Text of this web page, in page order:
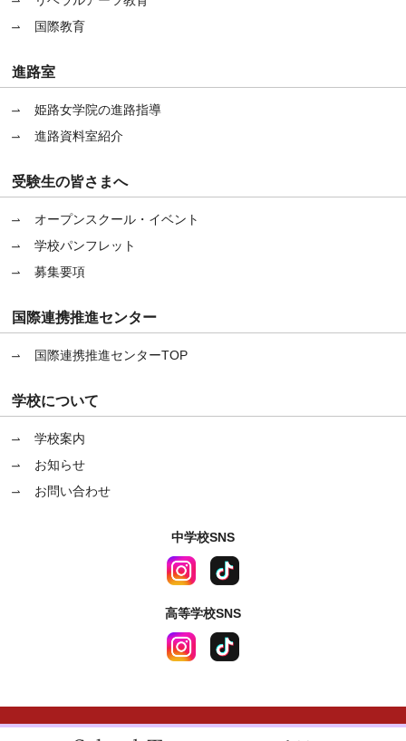
国際教育
進路室
姫路女学院の進路指導
進路資料室紹介
受験生の皆さまへ
オープンスクール・イベント
学校パンフレット
募集要項
国際連携推進センター
国際連携推進センターTOP
学校について
学校案内
お知らせ
お問い合わせ
中学校SNS
高等学校SNS
〒670-0964 兵庫県姫路市豊沢町83番地